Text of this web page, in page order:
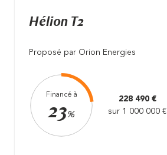
Hélion T2
Proposé par Orion Energies
Financé à
23%
228 490 €
sur 1 000 000 €